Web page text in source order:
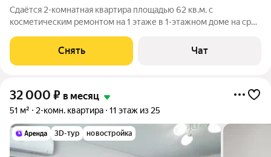
Сдаётся 2-комнатная квартира площадью 62 кв.м. с
косметическим ремонтом на 1 этаже в 1-этажном доме на срок
Стиральная машина Холодильник Бойлер Микроволновка
Пылесос Дом - кирпичный, окна
Снять Чат
32 000 ₽ в месяц
51 м² 2-комн. квартира 11 этаж из 25
3D-тур новостройка